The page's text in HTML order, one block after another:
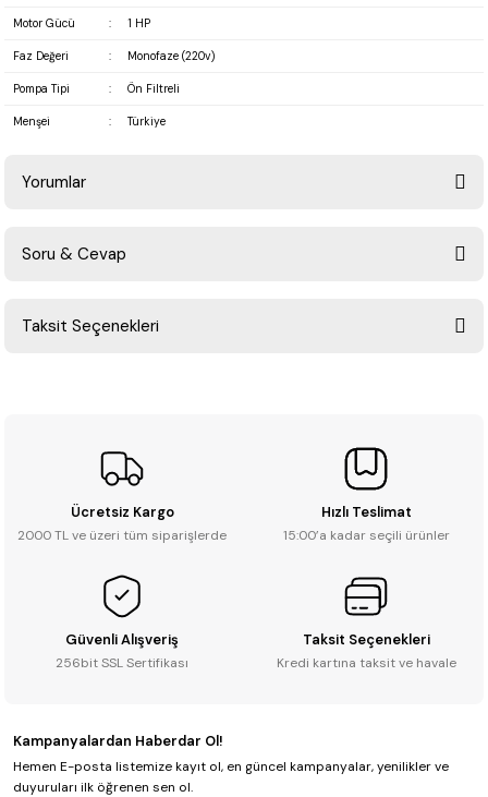
Motor Gücü : 1 HP
Faz Değeri : Monofaze (220v)
Pompa Tipi : Ön Filtreli
Menşei : Türkiye
Yorumlar
Soru & Cevap
Taksit Seçenekleri
Ücretsiz Kargo
2000 TL ve üzeri tüm siparişlerde
Hızlı Teslimat
15:00’a kadar seçili ürünler
Güvenli Alışveriş
256bit SSL Sertifikası
Taksit Seçenekleri
Kredi kartına taksit ve havale
Kampanyalardan Haberdar Ol!
Hemen E-posta listemize kayıt ol, en güncel kampanyalar, yenilikler ve
duyuruları ilk öğrenen sen ol.